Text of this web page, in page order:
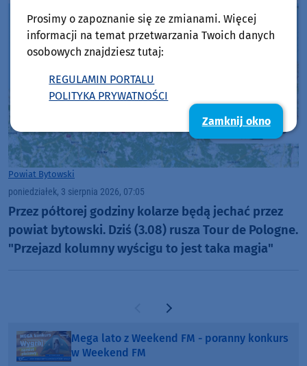
(RELACJE, FOTO)
Powiat Bytowski
poniedziałek, 3 sierpnia 2026, 07:05
Przez półtorej godziny kolarze będą jechać przez
powiat bytowski. Dziś (3.08) rusza Tour de Pologne.
"Przejazd kolumny wyścigu to jest taka magia"
Poprzednia strona
Następna strona
Mega lato z Weekend FM - poranny konkurs
w Weekend FM
Prosimy o zapoznanie się ze zmianami. Więcej
informacji na temat przetwarzania Twoich danych
osobowych znajdziesz tutaj:
REGULAMIN PORTALU
POLITYKA PRYWATNOŚCI
Zamknij okno